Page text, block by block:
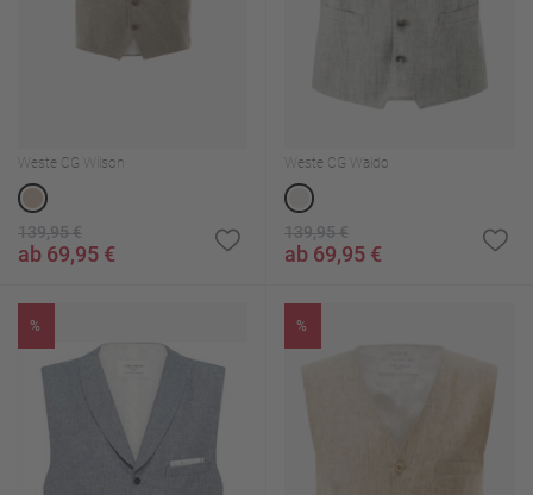
Weste CG Wilson
139,95 €
ab 69,95 €
Weste CG Waldo
139,95 €
ab 69,95 €
% %